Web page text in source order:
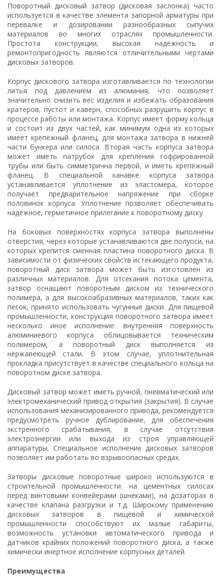
Поворотный дисковый затвор (дисковая заслонка) часто
используется в качестве элемента запорной арматуры при
перевалке и дозировании разнообразных сыпучих
материалов во многих отраслях промышленности.
Простота конструкции, высокая надёжность и
ремонтопригодность являются отличительными чертами
дисковых затворов.
Корпус дискового затвора изготавливается по технологии
литья под давлением из алюминия, что позволяет
значительно снизить вес изделия и избежать образования
кратеров, пустот и каверн, способных разрушить корпус в
процессе работы или монтажа. Корпус имеет форму кольца
и состоит из двух частей, как минимум одна из которых
имеет крепёжный фланец, для монтажа затвора в нижней
части бункера или силоса. Вторая часть корпуса затвора
может иметь патрубок для крепления гофрированной
трубы или быть симметрична первой, и иметь крепёжный
фланец. В специальной канавке корпуса затвора
устанавливается уплотнение из эластомера, которое
получает предварительное напряжение при сборке
половинок корпуса. Уплотнение позволяет обеспечивать
надёжное, герметичное прилегание к поворотному диску.
На боковых поверхностях корпуса затвора выполнены
отверстия, через которые устанавливаются две полуоси, на
которых крепится сменная пластина поворотного диска. В
зависимости от физических свойств истекающего продукта,
поворотный диск затвора может быть изготовлен из
различных материалов. Для отсекания потока цемента,
затвор оснащают поворотным диском из технического
полимера, а для высокоабразивных материалов, таких как
песок, принято использовать чугунные диски. Для пищевой
промышленности, конструкция поворотного затвора имеет
несколько иное исполнение: внутренняя поверхность
алюминиевого корпуса облицовывается техническим
полимером, а поворотный диск выполняется из
нержавеющей стали. В этом случае, уплотнительная
прокладка присутствует в качестве специального кольца на
поворотном диске затвора.
Дисковый затвор может иметь ручной, пневматический или
электромеханический привод открытия (закрытия). В случае
использования механизированного привода, рекомендуется
предусмотреть ручное дублирование, для обеспечения
экстренного срабатывания, в случае отсутствия
электроэнергии или выхода из строя управляющей
аппаратуры. Специальное исполнение дисковых затворов
позволяет им работать во взрывоопасных средах.
Затворы дисковые поворотные широко используются в
строительной промышленности: на цементных силосах
перед винтовыми конвейерами (шнеками), на дозаторах в
качестве клапана разгрузки и т.д. Широкому применению
дисковых затворов в пищевой и химической
промышленности способствуют их малые габариты,
возможность установки автоматического привода и
датчиков крайних положений поворотного диска, а также
химически инертное исполнение корпусных деталей.
Преимущества